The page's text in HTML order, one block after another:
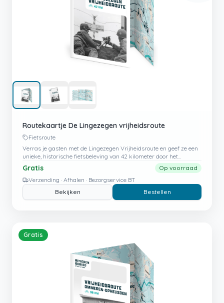
Routekaartje De Lingezegen vrijheidsroute
Fietsroute
Verras je gasten met de Lingezegen Vrijheidsroute en geef ze een
unieke, historische fietsbeleving van 42 kilometer door het
prachtige Rivierengebied.
Gratis
Op voorraad
Verzending · Afhalen · Bezorgservice BT
Bekijken
Bestellen
Gratis